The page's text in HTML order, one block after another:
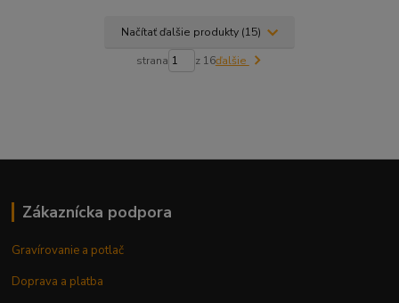
Načítať ďalšie produkty (15)
strana z 16ďalšie
Zákaznícka podpora
Gravírovanie a potlač
Doprava a platba